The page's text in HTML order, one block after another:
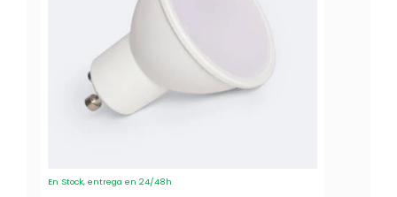
En Stock, entrega en 24/48h